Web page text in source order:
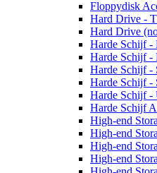
Floppydisk
Hard Drive -
Hard Drive
Harde Schijf -
Harde Schijf -
Harde Schijf -
Harde Schijf -
Harde Schijf -
Harde Schijf
High-end
High-end
High-end
High-end